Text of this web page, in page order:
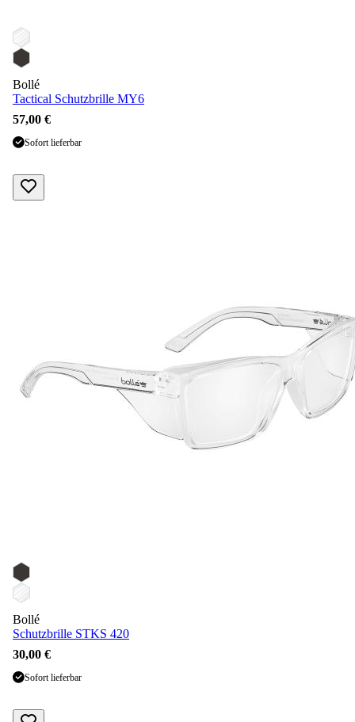
Bollé
Tactical Schutzbrille MY6
57,00 €
Sofort lieferbar
Bollé
Schutzbrille STKS 420
30,00 €
Sofort lieferbar